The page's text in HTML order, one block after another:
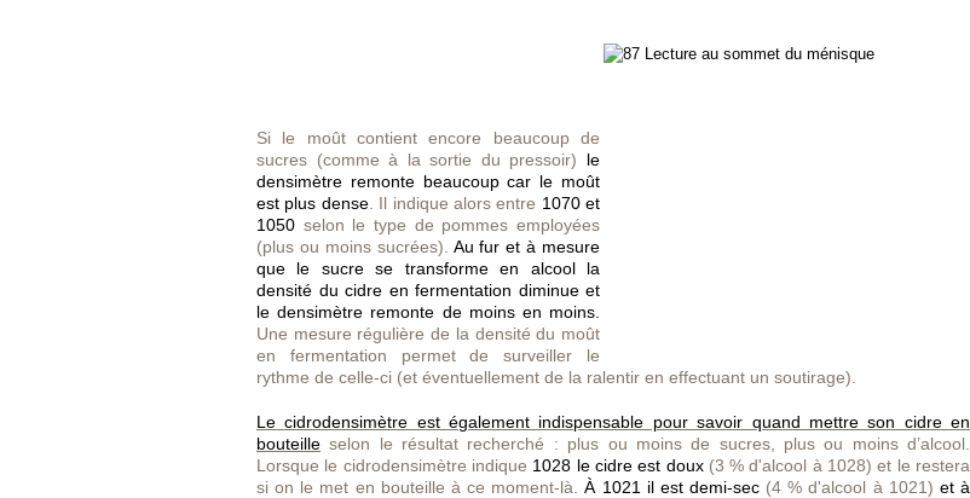
Si le moût contient encore beaucoup de
sucres (comme à la sortie du pressoir) le
densimètre remonte beaucoup car le moût
est plus dense. Il indique alors entre 1070 et
1050 selon le type de pommes employées
(plus ou moins sucrées). Au fur et à mesure
que le sucre se transforme en alcool la
densité du cidre en fermentation diminue et
le densimètre remonte de moins en moins.
Une mesure régulière de la densité du moût
en fermentation permet de surveiller le
rythme de celle-ci (et éventuellement de la ralentir en effectuant un soutirage).
Le cidrodensimètre est également indispensable pour savoir quand mettre son cidre en
bouteille selon le résultat recherché : plus ou moins de sucres, plus ou moins d’alcool.
Lorsque le cidrodensimètre indique 1028 le cidre est doux(3 % d'alcool à 1028) et le restera
si on le met en bouteille à ce moment-là.À 1021 il est demi-sec (4 % d'alcool à 1021) et à